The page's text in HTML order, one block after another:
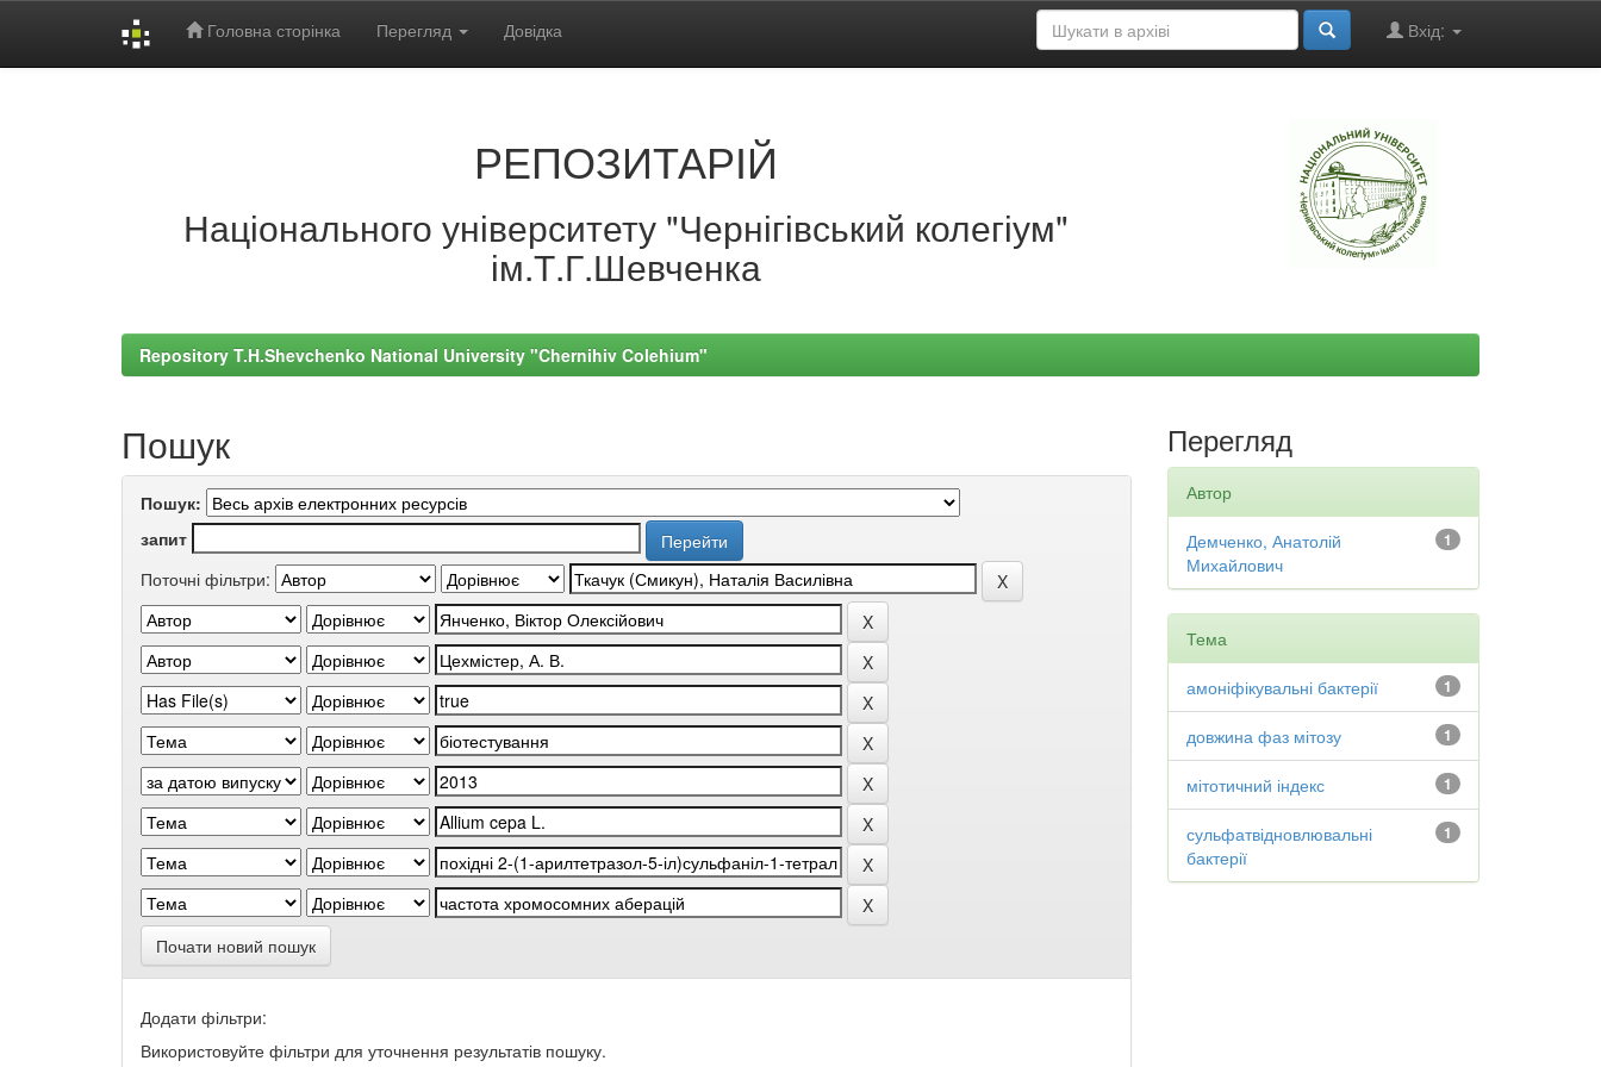
Головна сторінка Перегляд Довідка Вхід:
РЕПОЗИТАРІЙ
Національного університету "Чернігівський колегіум"
ім.Т.Г.Шевченка
Repository T.H.Shevchenko National University "Chernihiv Colehium"
Пошук
Пошук:
запит
Поточні фільтри:
Почати новий пошук
Додати фільтри:
Використовуйте фільтри для уточнення результатів пошуку.
Перегляд
Автор
1
Демченко, Анатолій
Михайлович
Тема
1
амоніфікувальні бактерії
1
довжина фаз мітозу
1
мітотичний індекс
1
сульфатвідновлювальні
бактерії